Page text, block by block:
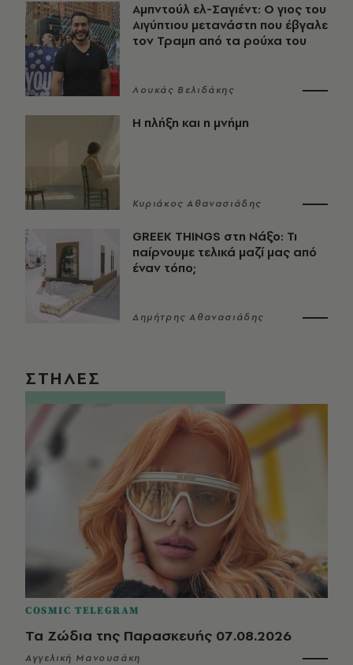
Αμπντούλ ελ-Σαγιέντ: Ο γιος του
Αιγύπτιου μετανάστη που έβγαλε
τον Τραμπ από τα ρούχα του
Λουκάς Βελιδάκης
Η πλήξη και η μνήμη
Κυριάκος Αθανασιάδης
GREEK THINGS στη Νάξο: Τι
παίρνουμε τελικά μαζί μας από
έναν τόπο;
Δημήτρης Αθανασιάδης
ΣΤΗΛΕΣ
COSMIC TELEGRAM
Τα Ζώδια της Παρασκευής 07.08.2026
Αγγελική Μανουσάκη